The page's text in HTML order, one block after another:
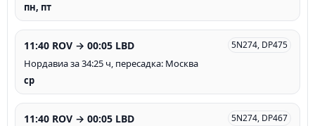
пн, пт
11:40 ROV → 00:05 LBD 5N274, DP475
Нордавиа за 34:25 ч, пересадка: Москва
ср
11:40 ROV → 00:05 LBD 5N274, DP467